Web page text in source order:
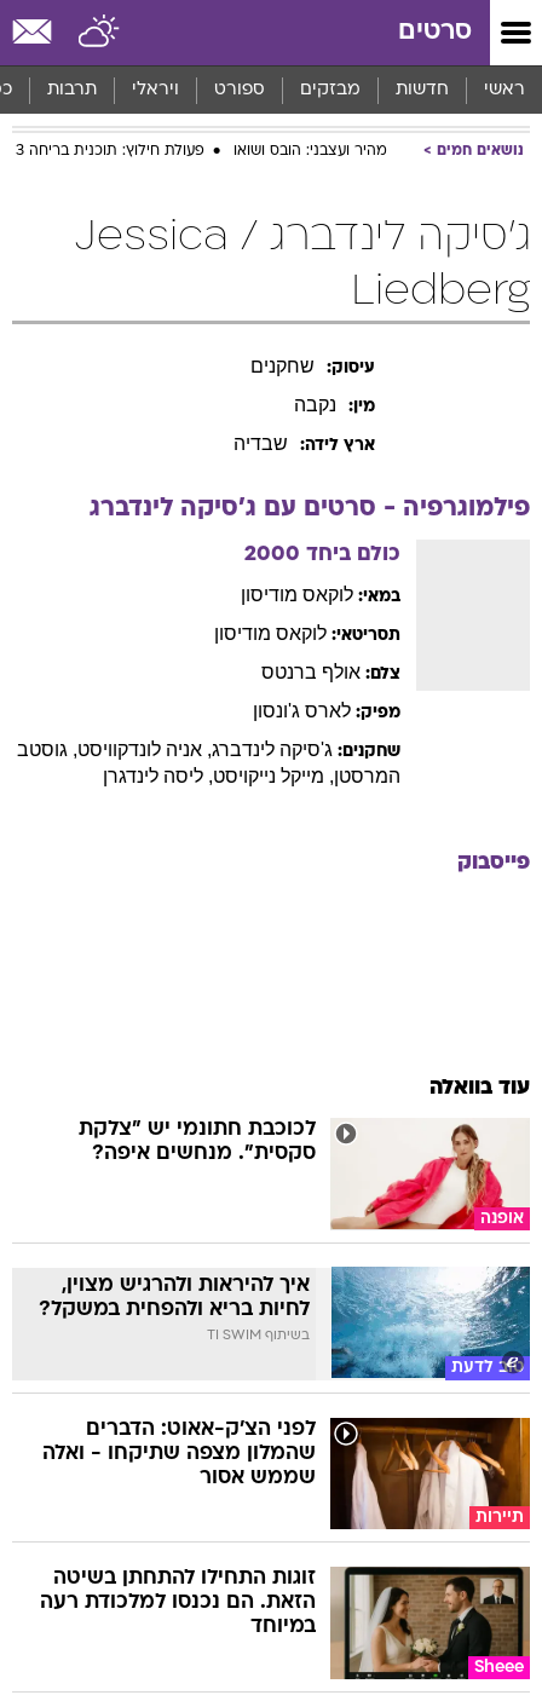
סרטים
ראשי חדשות מבזקים ספורט ויראלי תרבות
נושאים חמים מהיר ועצבני: הובס ושואו פעולת חילוץ: תוכנית בריחה 3
ג'סיקה לינדברג / Jessica
Liedberg
עיסוק: שחקנים
מין: נקבה
ארץ לידה: שבדיה
פילמוגרפיה - סרטים עם ג'סיקה לינדברג
כולם ביחד 2000
במאי: לוקאס מודיסון
תסריטאי: לוקאס מודיסון
צלם: אולף ברנטס
מפיק: לארס ג'ונסון
שחקנים: ג'סיקה לינדברג, אניה לונדקוויסט, גוסטב
המרסטן, מייקל נייקויסט, ליסה לינדגרן
פייסבוק
עוד בוואלה
אופנה
לכוכבת חתונמי יש "צלקת
סקסית". מנחשים איפה?
טוב לדעת
איך להיראות ולהרגיש מצוין,
לחיות בריא ולהפחית במשקל?
בשיתוף TI SWIM
תיירות
לפני הצ'ק-אאוט: הדברים
שהמלון מצפה שתיקחו - ואלה
שממש אסור
Sheee
זוגות התחילו להתחתן בשיטה
הזאת. הם נכנסו למלכודת רעה
במיוחד